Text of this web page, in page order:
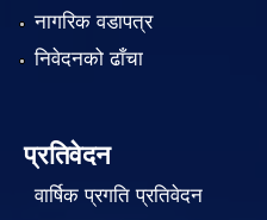
नागरिक वडापत्र
निवेदनको ढाँचा
प्रतिवेदन
वार्षिक प्रगति प्रतिवेदन